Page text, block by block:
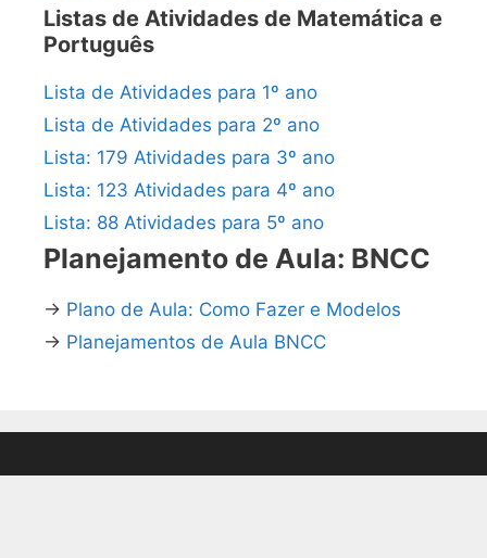
Listas de Atividades de Matemática e
Português
Lista de Atividades para 1º ano
Lista de Atividades para 2º ano
Lista: 179 Atividades para 3º ano
Lista: 123 Atividades para 4º ano
Lista: 88 Atividades para 5º ano
Planejamento de Aula: BNCC
→ Plano de Aula: Como Fazer e Modelos
→ Planejamentos de Aula BNCC